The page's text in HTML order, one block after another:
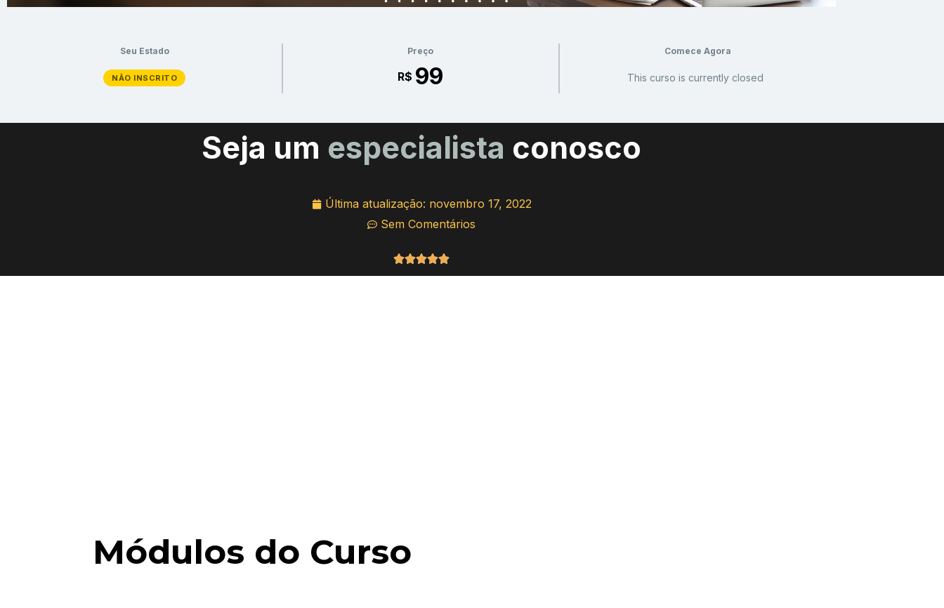
Seu Estado
NÃO INSCRITO
Preço
R$ 99
Comece Agora
This curso is currently closed
Seja um especialista conosco
Última atualização: novembro 17, 2022
Sem Comentários
Classificado
como
Módulos do Curso